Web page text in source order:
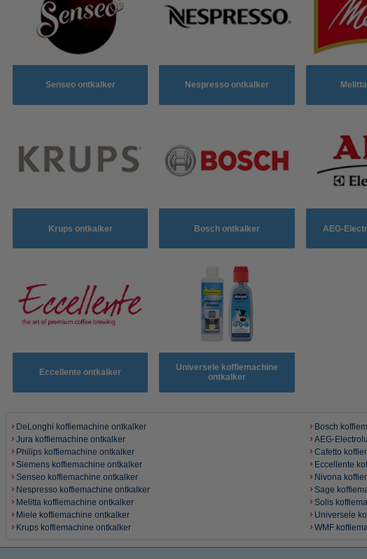
Senseo ontkalker Nespresso ontkalker
Krups ontkalker Bosch ontkalker AEG-
Eccellente ontkalker
Universele koffiemachine
ontkalker
DeLonghi koffiemachine ontkalker
Jura koffiemachine ontkalker
Philips koffiemachine ontkalker
Siemens koffiemachine ontkalker
Senseo koffiemachine ontkalker
Nespresso koffiemachine ontkalker
Melitta koffiemachine ontkalker
Miele koffiemachine ontkalker
Krups koffiemachine ontkalker
Bosch
AEG-
Cafetto
Eccellente
Nivona
Sage
Solis
Universele
WMF